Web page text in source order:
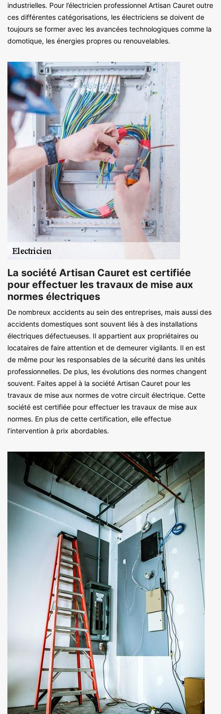
industrielles. Pour l’électricien professionnel Artisan Cauret outre
ces différentes catégorisations, les électriciens se doivent de
toujours se former avec les avancées technologiques comme la
domotique, les énergies propres ou renouvelables.
La société Artisan Cauret est certifiée
pour effectuer les travaux de mise aux
normes électriques
De nombreux accidents au sein des entreprises, mais aussi des
accidents domestiques sont souvent liés à des installations
électriques défectueuses. Il appartient aux propriétaires ou
locataires de faire attention et de demeurer vigilants. Il en est
de même pour les responsables de la sécurité dans les unités
professionnelles. De plus, les évolutions des normes changent
souvent. Faites appel à la société Artisan Cauret pour les
travaux de mise aux normes de votre circuit électrique. Cette
société est certifiée pour effectuer les travaux de mise aux
normes. En plus de cette certification, elle effectue
l’intervention à prix abordables.